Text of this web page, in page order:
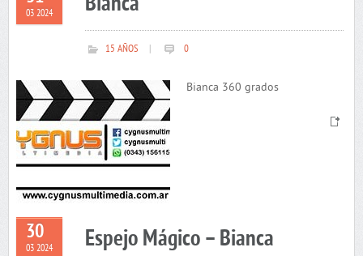
03 2024
15 AÑOS 0
Bianca 360 grados
30
03 2024 Espejo Mágico – Bianca